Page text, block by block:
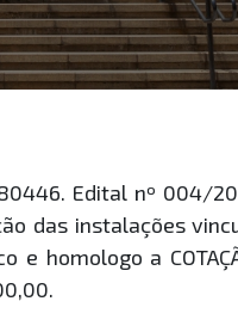
Edital nº 004/
das instalações
a